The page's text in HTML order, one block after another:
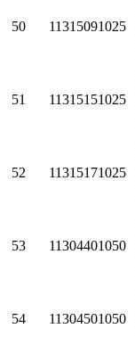
50 11315091025
51 11315151025
52 11315171025
53 11304401050
54 11304501050